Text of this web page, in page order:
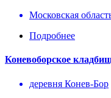
Московская
Подробнее
Коневоборское
деревня Конев-Бор